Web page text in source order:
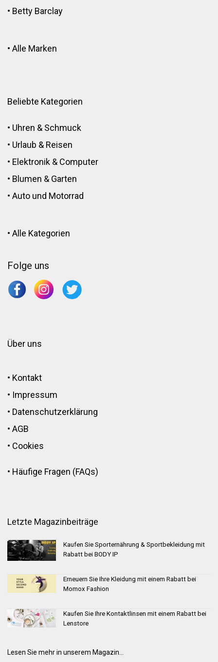
• Betty Barclay
• Alle Marken
Beliebte Kategorien
• Uhren & Schmuck
• Urlaub & Reisen
• Elektronik & Computer
• Blumen & Garten
• Auto und Motorrad
• Alle Kategorien
Folge uns
Über uns
• Kontakt
• Impressum
• Datenschutzerklärung
• AGB
• Cookies
• Häufige Fragen (FAQs)
Letzte Magazinbeiträge
Kaufen Sie Sporternährung & Sportbekleidung mit
Rabatt bei BODY IP
Erneuern Sie Ihre Kleidung mit einem Rabatt bei
Momox Fashion
Kaufen Sie Ihre Kontaktlinsen mit einem Rabatt bei
Lenstore
Lesen Sie mehr in unserem Magazin...